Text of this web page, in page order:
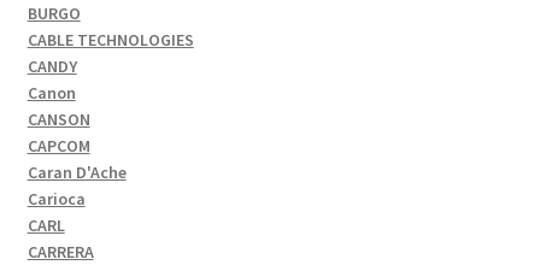
BURGO
CABLE TECHNOLOGIES
CANDY
Canon
CANSON
CAPCOM
Caran D'Ache
Carioca
CARL
CARRERA